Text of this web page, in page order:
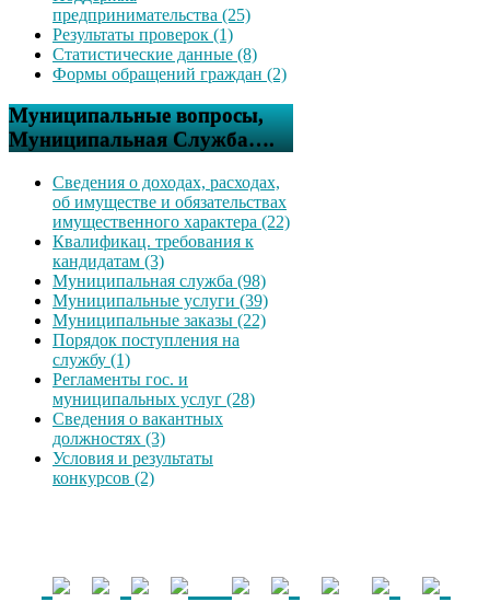
предпринимательства (25)
Результаты проверок (1)
Статистические данные (8)
Формы обращений граждан (2)
Муниципальные вопросы,
Муниципальная Служба….
Сведения о доходах, расходах,
об имуществе и обязательствах
имущественного характера (22)
Квалификац. требования к
кандидатам (3)
Муниципальная служба (98)
Муниципальные услуги (39)
Муниципальные заказы (22)
Порядок поступления на
службу (1)
Регламенты гос. и
муниципальных услуг (28)
Сведения о вакантных
должностях (3)
Условия и результаты
конкурсов (2)